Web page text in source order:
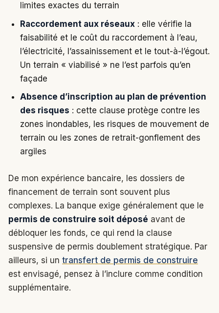
limites exactes du terrain
Raccordement aux réseaux: elle vérifie la
faisabilité et le coût du raccordement à l’eau,
l’électricité, l’assainissement et le tout-à-l’égout.
Un terrain « viabilisé » ne l’est parfois qu’en
façade
Absence d’inscription au plan de prévention
des risques : cette clause protège contre les
zones inondables, les risques de mouvement de
terrain ou les zones de retrait-gonflement des
argiles
De mon expérience bancaire, les dossiers de
financement de terrain sont souvent plus
complexes. La banque exige généralement que le
permis de construire soit déposé avant de
débloquer les fonds, ce qui rend la clause
suspensive de permis doublement stratégique. Par
ailleurs, si un transfert de permis de construire
est envisagé, pensez à l’inclure comme condition
supplémentaire.